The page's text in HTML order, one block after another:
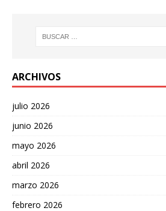
ARCHIVOS
julio 2026
junio 2026
mayo 2026
abril 2026
marzo 2026
febrero 2026